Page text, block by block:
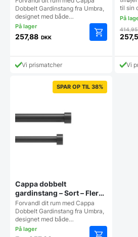
Dobbelt Gardinstang fra Umbra,
designet med både…
257,88 DKK
vare
varianter.
Mulighederne
Vi prismatcher
til sin
414,95
pris
Vi
SPAR OP TIL 38%
Cappa dobbelt
gardinstang – Sort – Flere
Størrelser
Forvandl dit rum med Cappa
Dobbelt Gardinstang fra Umbra,
designet med både…